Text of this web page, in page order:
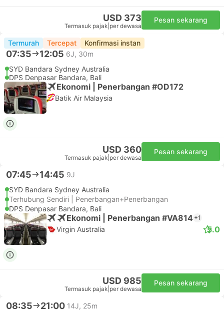
USD 373
Termasuk pajak per dewasa
Pesan sekarang
Termurah Tercepat Konfirmasi instan
07:35 12:05 6J, 30m
SYD Bandara Sydney Australia
DPS Denpasar Bandara, Bali
Ekonomi | Penerbangan #OD172
Batik Air Malaysia
USD 360
Termasuk pajak per dewasa
Pesan sekarang
07:45 14:45 9J
SYD Bandara Sydney Australia
Terhubung Sendiri | Penerbangan+Penerbangan
DPS Denpasar Bandara, Bali
Ekonomi | Penerbangan #VA814 +1
Virgin Australia 5.0
USD 985
Termasuk pajak per dewasa
Pesan sekarang
08:35 21:00 14J, 25m